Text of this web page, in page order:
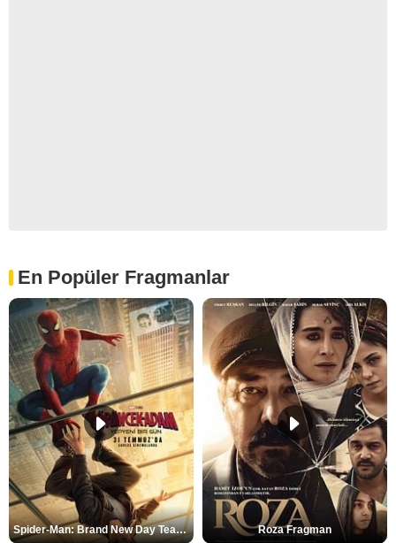
En Popüler Fragmanlar
Spider-Man: Brand New Day Teaser Roza Fragman